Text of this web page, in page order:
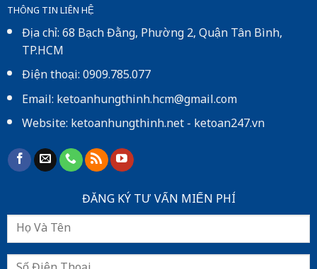
THÔNG TIN LIÊN HỆ
Địa chỉ: 68 Bạch Đằng, Phường 2, Quận Tân Bình,
TP.HCM
Điện thoại: 0909.785.077
Email: ketoanhungthinh.hcm@gmail.com
Website:ketoanhungthinh.net-ketoan247.vn
ĐĂNG KÝ TƯ VẤN MIẾN PHÍ